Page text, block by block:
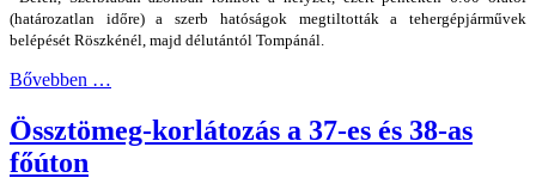
(határozatlan időre) a szerb hatóságok megtiltották a tehergépjárművek
belépését Röszkénél, majd délutántól Tompánál.
Bővebben …
Össztömeg-korlátozás a 37-es és 38-as
főúton